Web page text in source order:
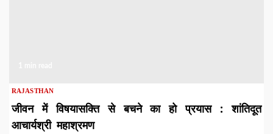
RAJASTHAN
जीवन में विषयासक्ति से बचने का हो प्रयास : शांतिदूत
आचार्यश्री महाश्रमण